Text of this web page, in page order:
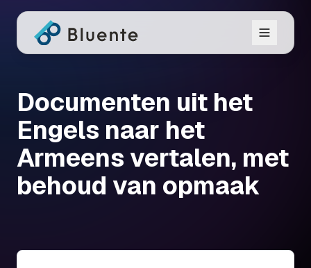
Documenten uit het
Engels naar het
Armeens vertalen, met
behoud van opmaak